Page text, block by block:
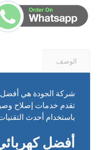
الوصف
شركة الجودة هي
تقدم خدمات إصلاح
باستخدام أحدث